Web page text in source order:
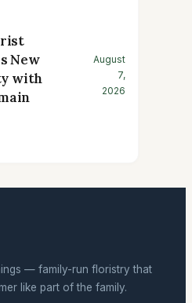
New
with
August
7,
2026
— family-run floristry that
like part of the family.